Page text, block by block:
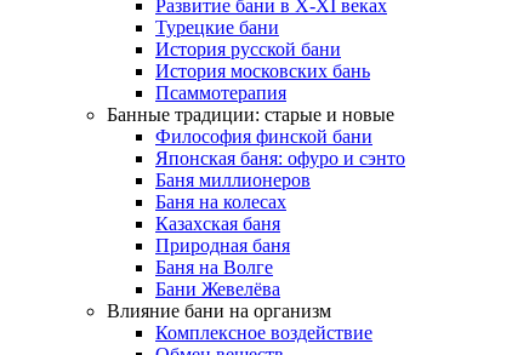
Развитие бани в X-XI веках
Турецкие бани
История русской бани
История московских бань
Псаммотерапия
Банные традиции: старые и новые
Философия финской бани
Японская баня: офуро и сэнто
Баня миллионеров
Баня на колесах
Казахская баня
Природная баня
Баня на Волге
Бани Жевелёва
Влияние бани на организм
Комплексное воздействие